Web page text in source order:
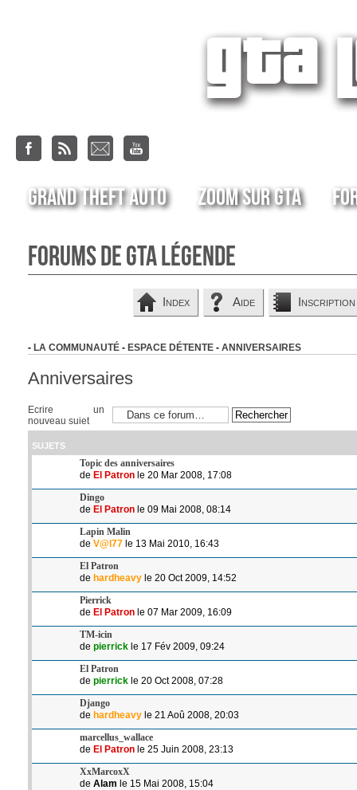
Grand Theft Auto Zoom sur GTA
Forums de GTA Légende
Index Aide Inscription
- LA COMMUNAUTÉ - ESPACE DÉTENTE - ANNIVERSAIRES
Anniversaires
Ecrire un
nouveau sujet
SUJETS
Topic des anniversaires
de El Patronle 20 Mar 2008, 17:08
Dingo
de El Patronle 09 Mai 2008, 08:14
Lapin Malin
de V@l77le 13 Mai 2010, 16:43
El Patron
de hardheavyle 20 Oct 2009, 14:52
Pierrick
de El Patronle 07 Mar 2009, 16:09
TM-icin
de pierrickle 17 Fév 2009, 09:24
El Patron
de pierrickle 20 Oct 2008, 07:28
Django
de hardheavyle 21 Aoû 2008, 20:03
marcellus_wallace
de El Patronle 25 Juin 2008, 23:13
XxMarcoxX
de Alam le 15 Mai 2008, 15:04